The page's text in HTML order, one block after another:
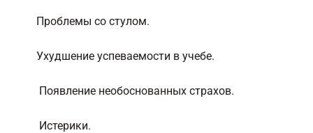
Проблемы со стулом.
Ухудшение успеваемости в учебе.
Появление необоснованных страхов.
Истерики.